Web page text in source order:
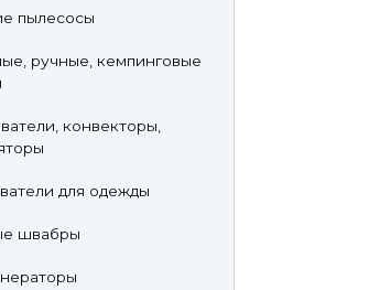
пылесосы
ручные, кемпинговые
конвекторы,
для одежды
швабры